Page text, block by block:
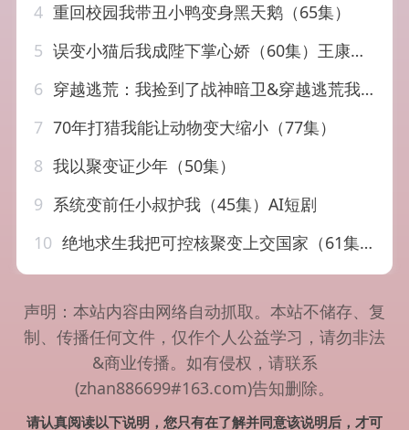
4 重回校园我带丑小鸭变身黑天鹅（65集）
5 误变小猫后我成陛下掌心娇（60集）王康&杨琳（1080P）
6 穿越逃荒：我捡到了战神暗卫&穿越逃荒我捡到了战神暗卫（60集）AI短剧
7 70年打猎我能让动物变大缩小（77集）
8 我以聚变证少年（50集）
9 系统变前任小叔护我（45集）AI短剧
10 绝地求生我把可控核聚变上交国家（61集）王羽墨&王歌
声明：本站内容由网络自动抓取。本站不储存、复
制、传播任何文件，仅作个人公益学习，请勿非法
&商业传播。如有侵权，请联系
(zhan886699#163.com)告知删除。
请认真阅读以下说明，您只有在了解并同意该说明后，才可